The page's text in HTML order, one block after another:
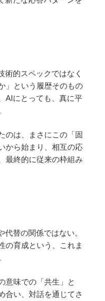
術的スペックではなく
」という履歴そのもの
AIにとっても、真に平
のは、まさにこの「固
から始まり、相互の応
最終的に従来の枠組み
代替の関係ではない。
の育成という、これま
意味での「共生」と
合い、対話を通じてさ